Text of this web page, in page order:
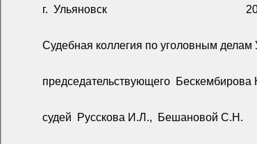
г. Ульяновск
Судебная коллегия по уголовным делам
председательствующего Бескембирова
судей Русскова И.Л., Бешановой С.Н.